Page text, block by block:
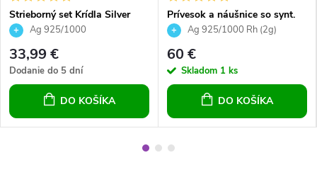
Strieborný set Krídla Silver
Night 23 mm
Ag 925/1000
33,99 €
Dodanie do 5 dní
DO KOŠÍKA
Prívesok a náušnice so synt.
opálom a Preciosa crystals -
Ag 925/1000 Rh (2g)
60 €
Skladom 1 ks
DO KOŠÍKA